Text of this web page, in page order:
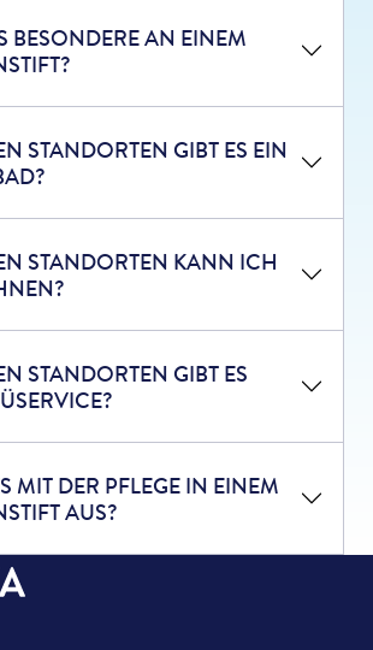
BESONDERE AN EINEM
STANDORTEN GIBT ES EIN
STANDORTEN KANN ICH
STANDORTEN GIBT ES
MIT DER PFLEGE IN EINEM
AUS?